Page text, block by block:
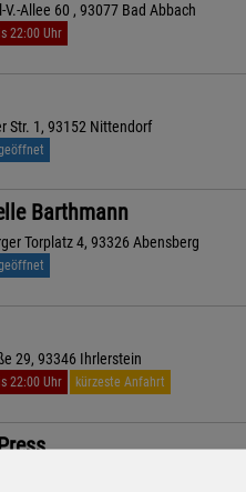
V.-Allee 60 , 93077 Bad Abbach
22:00 Uhr
Str. 1, 93152 Nittendorf
Barthmann
Torplatz 4, 93326 Abensberg
29, 93346 Ihrlerstein
22:00 Uhr kürzeste Anfahrt